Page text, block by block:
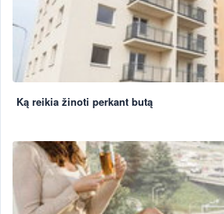
Ką reikia žinoti perkant butą